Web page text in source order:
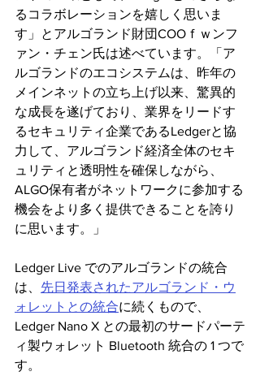
るコラボレーションを嬉しく思いま
す」とアルゴランド財団COOｆｗンフ
ァン・チェン氏は述べています。「ア
ルゴランドのエコシステムは、昨年の
メインネットの立ち上げ以来、驚異的
な成長を遂げており、業界をリードす
るセキュリティ企業であるLedgerと協
力して、アルゴランド経済全体のセキ
ュリティと透明性を確保しながら、
ALGO保有者がネットワークに参加する
機会をより多く提供できることを誇り
に思います。」
Ledger Live でのアルゴランドの統合
は、 先日発表されたアルゴランド・ウ
ォレットとの統合に続くもので、
Ledger Nano X との最初のサードパーテ
ィ製ウォレット Bluetooth 統合の 1 つで
す。